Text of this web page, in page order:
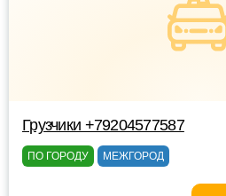
Грузчики +79204577587
ПО ГОРОДУ МЕЖГОРОД